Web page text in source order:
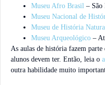
Museu Afro Brasil – São
Museu Nacional de
Museu de História
Museu Arqueológico –
As aulas de história fazem
alunos devem ter. Então, leia o
outra habilidade muito